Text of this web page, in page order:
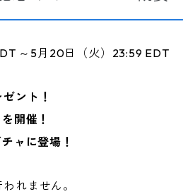
～5月20日（火）23:59
ント！
開催！
ャに登場！
れません。